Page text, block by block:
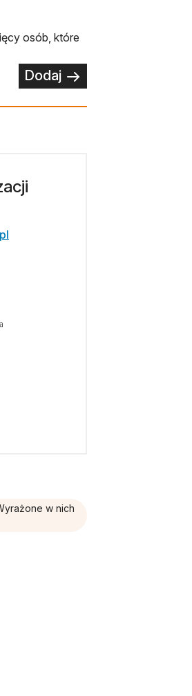
osób, które
Dodaj
w nich